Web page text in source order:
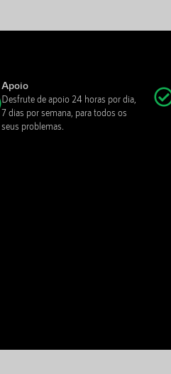
Apoio
Desfrute de apoio 24 horas por dia,
7 dias por semana, para todos os
seus problemas.